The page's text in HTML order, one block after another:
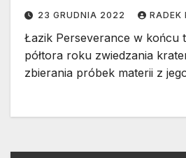
23 GRUDNIA 2022 RADEK
Łazik Perseverance w końcu
półtora roku zwiedzania
zbierania próbek materii z